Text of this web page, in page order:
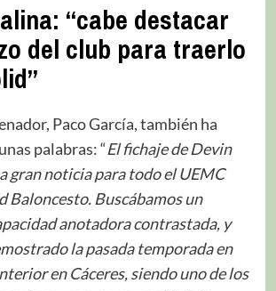
“cabe destacar
del club para traerlo
Paco García, también ha
palabras: “El fichaje de Devin
gran noticia para todo el UEMC
Baloncesto. Buscábamos un
anotadora contrastada, y
la pasada temporada en
en Cáceres, siendo uno de los